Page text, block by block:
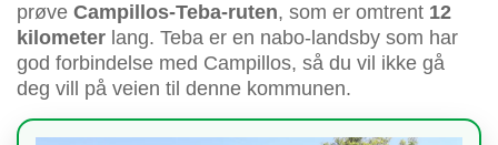
prøve Campillos-Teba-ruten, som er omtrent 12
kilometer lang. Teba er en nabo-landsby som har
god forbindelse med Campillos, så du vil ikke gå
deg vill på veien til denne kommunen.